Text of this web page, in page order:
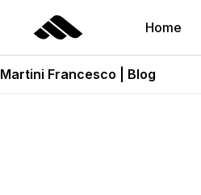
Home
Martini Francesco | Blog